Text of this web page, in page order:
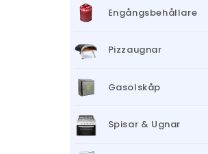
Engångsbehållare
Pizzaugnar
Gasolskåp
Spisar & Ugnar